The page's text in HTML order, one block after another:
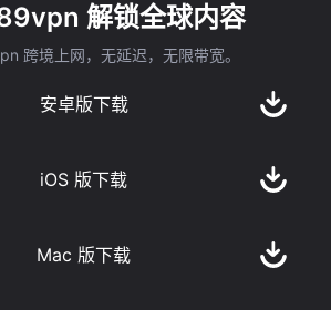
解锁全球内容
跨境上网，无延迟，无限带宽。
安卓版下载
iOS 版下载
Mac 版下载